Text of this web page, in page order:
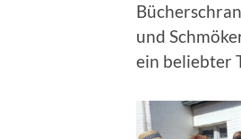
und
ein beliebter